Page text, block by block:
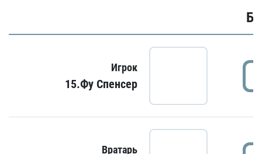
Игрок
15.Фу Спенсер
Вратарь